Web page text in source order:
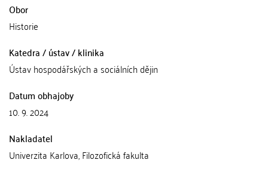
Obor
Historie
Katedra / ústav / klinika
Ústav hospodářských a sociálních dějin
Datum obhajoby
10. 9. 2024
Nakladatel
Univerzita Karlova, Filozofická fakulta